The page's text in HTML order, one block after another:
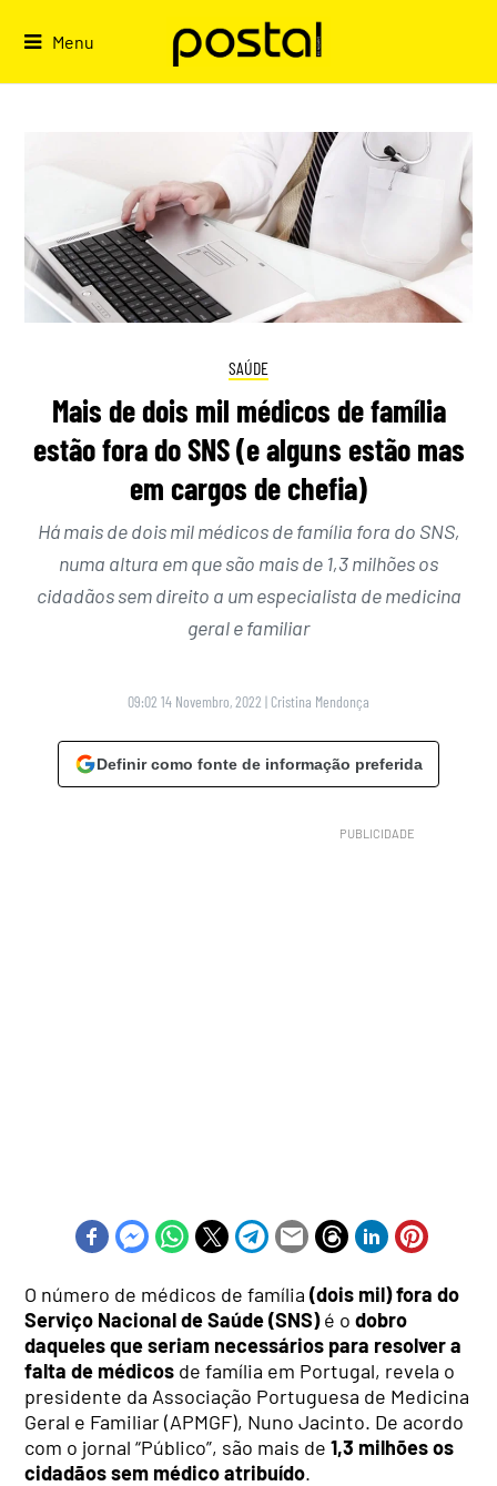
Menu
SAÚDE
Mais de dois mil médicos de família
estão fora do SNS (e alguns estão mas
em cargos de chefia)
Há mais de dois mil médicos de família fora do SNS,
numa altura em que são mais de 1,3 milhões os
cidadãos sem direito a um especialista de medicina
geral e familiar
09:02 14 Novembro, 2022 | Cristina Mendonça
Definir como fonte de informação preferida
O número de médicos de família(dois mil) fora do
Serviço Nacional de Saúde (SNS)é odobro
daqueles que seriam necessários para resolver a
falta de médicos de família em Portugal, revela o
presidente da Associação Portuguesa de Medicina
Geral e Familiar (APMGF), Nuno Jacinto. De acordo
com o jornal “Público”, são mais de1,3 milhões os
cidadãos sem médico atribuído.